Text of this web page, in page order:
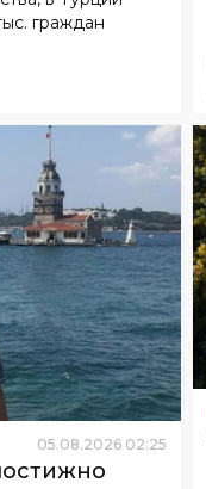
05.08.2026 02:25
ночной смены.